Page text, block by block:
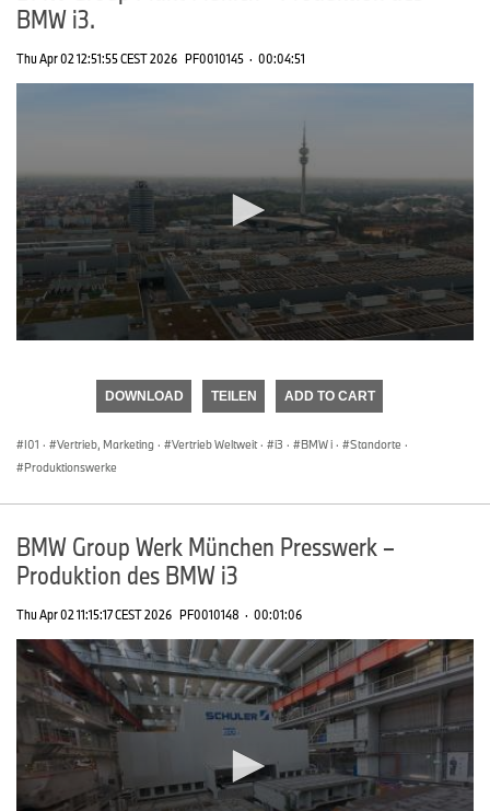
BMW i3.
Thu Apr 02 12:51:55 CEST 2026 PF0010145 · 00:04:51
DOWNLOAD TEILEN ADD TO CART
I01 · Vertrieb, Marketing · Vertrieb Weltweit · i3 · BMW i · Standorte ·
Produktionswerke
BMW Group Werk München Presswerk –
Produktion des BMW i3
Thu Apr 02 11:15:17 CEST 2026 PF0010148 · 00:01:06